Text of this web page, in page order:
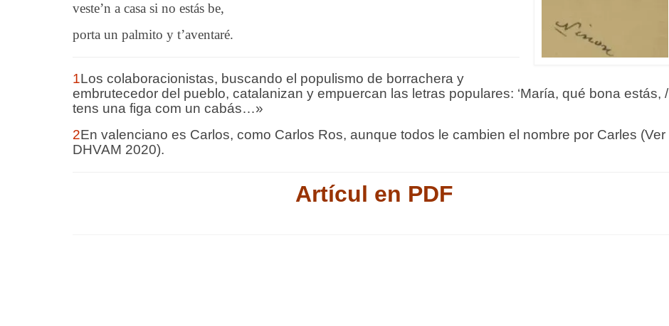
veste’n a casa si no estás be,
porta un palmito y t’aventaré.
1Los colaboracionistas, buscando el populismo de borrachera y
embrutecedor del pueblo, catalanizan y empuercan las letras populares: ‘María, qué bona estás, /
tens una figa com un cabás…»
2En valenciano es Carlos, como Carlos Ros, aunque todos le cambien el nombre por Carles (Ver
DHVAM 2020).
Artícul en PDF